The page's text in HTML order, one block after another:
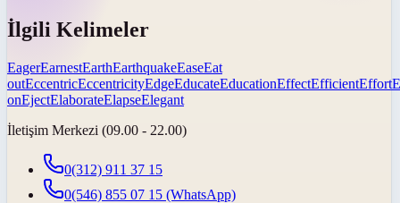
İlgili Kelimeler
EagerEarnestEarthEarthquakeEaseEat
outEccentricEccentricityEdgeEducateEducationEffectEfficientEffort
onEjectElaborateElapseElegant
İletişim Merkezi (09.00 - 22.00)
0(312) 911 37 15
0(546) 855 07 15 (WhatsApp)